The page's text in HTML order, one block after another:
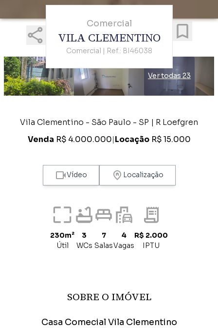
Comercial
VILA CLEMENTINO
Comercial | Ref.: BI46038
Ver todas 23
Vila Clementino - São Paulo - SP | R Loefgren
Venda R$ 4.000.000|LocaçãoR$ 15.000
Vídeo Localização
230m²
Útil
3
WCs
7
Salas
4
Vagas
R$ 2.000
IPTU
SOBRE O IMÓVEL
Casa Comecial Vila Clementino